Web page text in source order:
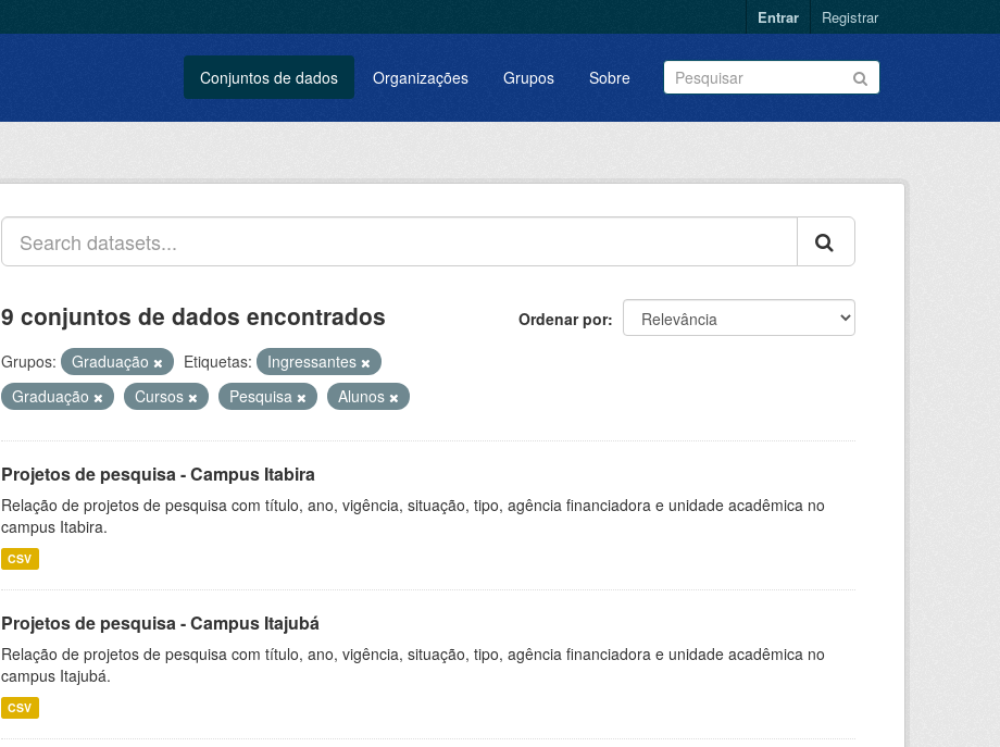
Entrar Registrar
Conjuntos de dados Organizações Grupos Sobre
Ordenar por
9 conjuntos de dados encontrados
Grupos: Graduação Etiquetas:
Ingressantes
Graduação
Cursos Pesquisa Alunos
Projetos de pesquisa - Campus Itabira
Relação de projetos de pesquisa com título, ano, vigência, situação, tipo, agência financiadora e unidade acadêmica no
campus Itabira.
CSV
Projetos de pesquisa - Campus Itajubá
Relação de projetos de pesquisa com título, ano, vigência, situação, tipo, agência financiadora e unidade acadêmica no
campus Itajubá.
CSV